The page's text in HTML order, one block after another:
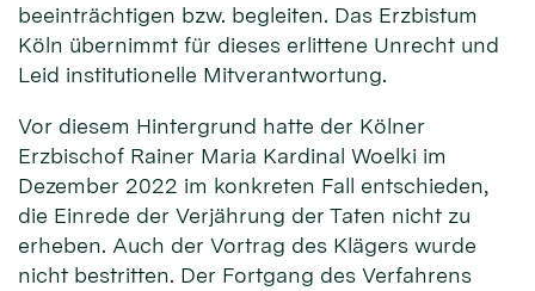
beeinträchtigen bzw. begleiten. Das Erzbistum
Köln übernimmt für dieses erlittene Unrecht und
Leid institutionelle Mitverantwortung.
Vor diesem Hintergrund hatte der Kölner
Erzbischof Rainer Maria Kardinal Woelki im
Dezember 2022 im konkreten Fall entschieden,
die Einrede der Verjährung der Taten nicht zu
erheben. Auch der Vortrag des Klägers wurde
nicht bestritten. Der Fortgang des Verfahrens